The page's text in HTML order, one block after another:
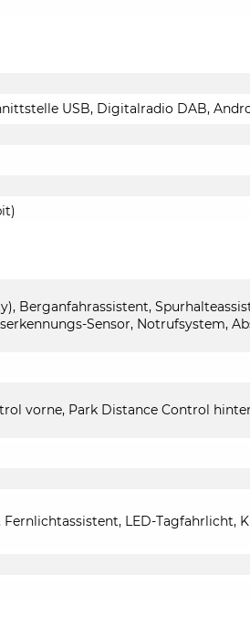
USB, Digitalradio DAB,
Berganfahrassistent,
Sensor, Notrufsystem,
vorne, Park Distance Control
LED-Tagfahrlicht,